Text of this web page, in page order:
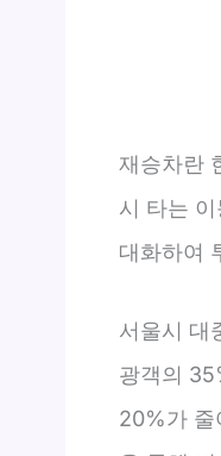
재승차란
시 타는
대화하여
서울시 대
광객의
20%가 줄